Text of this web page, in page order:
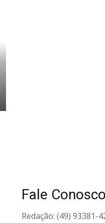
Fale Conosco
Redação: (49) 93381-